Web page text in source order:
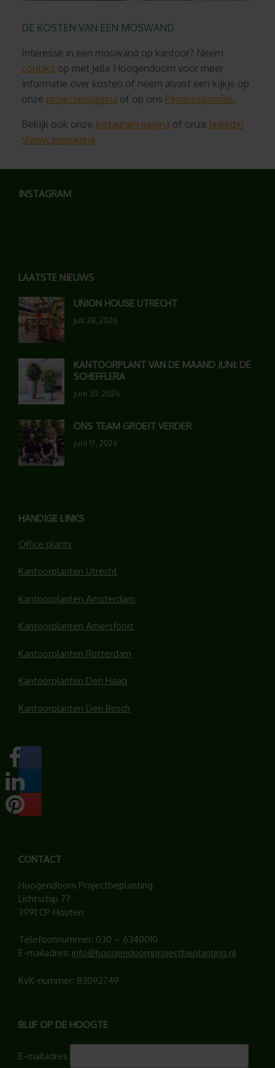
DE KOSTEN VAN EEN MOSWAND
Interesse in een moswand op kantoor? Neem
contact op met Jelle Hoogendoorn voor meer
informatie over kosten of neem alvast een kijkje op
onze projectenpagina of op ons Pinterestprofiel.
Bekijk ook onze instagram pagina of onze linkedin
showcasepagina
INSTAGRAM
LAATSTE NIEUWS
UNION HOUSE UTRECHT
juli 28, 2026
KANTOORPLANT VAN DE MAAND JUNI: DE
SCHEFFLERA
juni 30, 2026
ONS TEAM GROEIT VERDER
juni 17, 2026
HANDIGE LINKS
Office plants
Kantoorplanten Utrecht
Kantoorplanten Amsterdam
Kantoorplanten Amersfoort
Kantoorplanten Rotterdam
Kantoorplanten Den Haag
Kantoorplanten Den Bosch
CONTACT
Hoogendoorn Projectbeplanting
Lichtschip 77
3991 CP Houten
Telefoonnummer: 030 – 6340010
E-mailadres: info@hoogendoornprojectbeplanting.nl
KvK-nummer: 83092749
BLIJF OP DE HOOGTE
E-mailadres